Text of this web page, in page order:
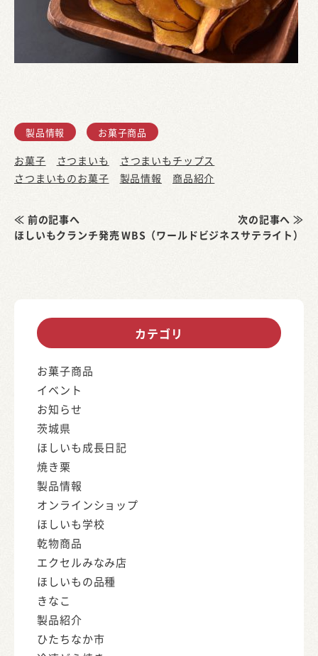
製品情報 お菓子商品
お菓子 さつまいも
さつまいもチップス
さつまいものお菓子
製品情報 商品紹介
≪ 前の記事へ
ほしいもクランチ発売
次の記事へ ≫
WBS（ワールドビジネスサテライト）
カテゴリ
お菓子商品
イベント
お知らせ
茨城県
ほしいも成長日記
焼き栗
製品情報
オンラインショップ
ほしいも学校
乾物商品
エクセルみなみ店
ほしいもの品種
きなこ
製品紹介
ひたちなか市